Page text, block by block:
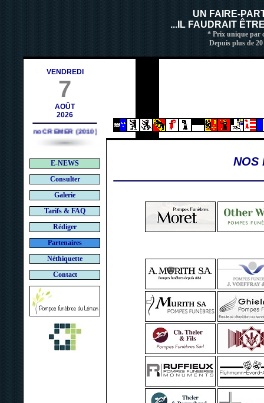
UN FAIRE-
...IL FAUDRAIT
* Prix unique par
Depuis plus de
VENDREDI
7
AOÛT
2026
Bruno CREMER (2010)
E-NEWS
Consulter
Galerie
Tarifs & FAQ
Rédiger
Partenaires
Néthiquette
Contact
NOS